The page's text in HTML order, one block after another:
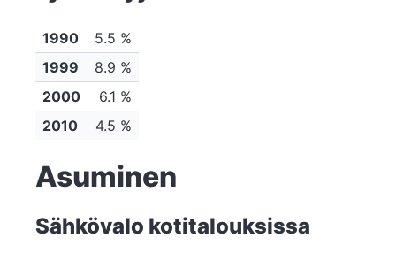
1990
5.5 %
1999
8.9 %
2000
6.1 %
2010
4.5 %
Asuminen
Sähkövalo kotitalouksissa